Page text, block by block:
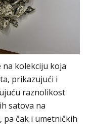
na kolekciju koja
prikazujući i
raznolikost
satova na
pa čak i umetničkih